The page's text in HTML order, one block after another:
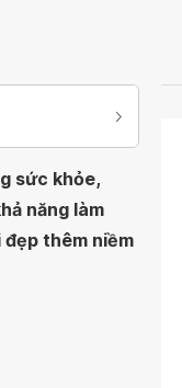
sức khỏe,
năng làm
đẹp thêm niềm